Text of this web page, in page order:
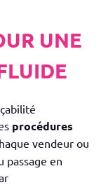
UNE
procédures
vendeur ou
passage en